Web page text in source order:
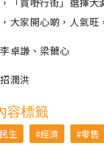
大家開心啲，人氣旺
卓謙、梁薾心
潤洪
容標籤
生 經濟 零售